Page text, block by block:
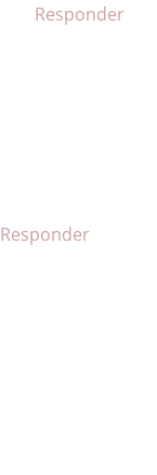
Responder
Responder